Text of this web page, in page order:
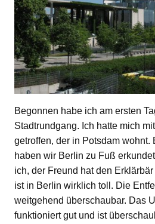
Begonnen habe ich am ersten
Stadtrundgang. Ich hatte mich
getroffen, der in Potsdam wohnt.
haben wir Berlin zu Fuß
ich, der Freund hat den
ist in Berlin wirklich toll. Die
weitgehend überschaubar. Das
funktioniert gut und ist